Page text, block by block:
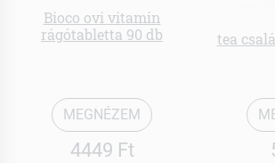
Bioco ovi vitamin
rágótabletta 90 db
MEGNÉZEM
4449 Ft
tea